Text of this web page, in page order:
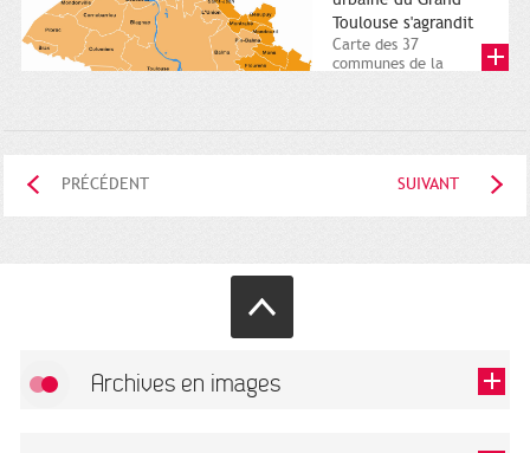
Toulouse s'agrandit
Carte des 37
communes de la
PRÉCÉDENT SUIVANT
Archives en images